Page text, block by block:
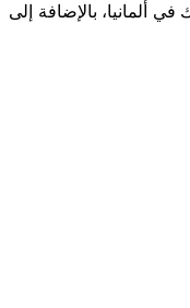
ألمانيا، بالإضافة إلى